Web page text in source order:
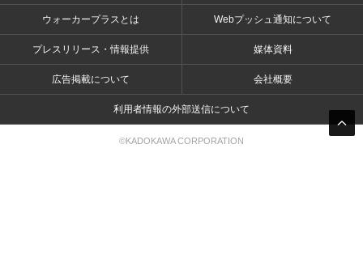
ウォーカープラスとは Webプッシュ通知について
プレスリリース・情報提供 媒体資料
広告掲載について 会社概要
利用者情報の外部送信について
©KADOKAWA CORPORATION